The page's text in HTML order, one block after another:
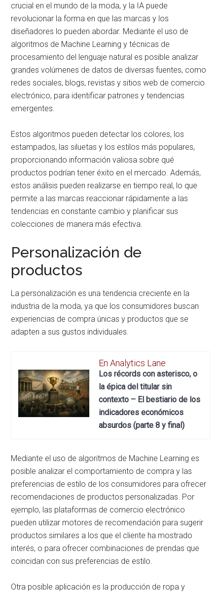
crucial en el mundo de la moda, y la IA puede
revolucionar la forma en que las marcas y los
diseñadores lo pueden abordar. Mediante el uso de
algoritmos de Machine Learning y técnicas de
procesamiento del lenguaje natural es posible analizar
grandes volúmenes de datos de diversas fuentes, como
redes sociales, blogs, revistas y sitios web de comercio
electrónico, para identificar patrones y tendencias
emergentes.
Estos algoritmos pueden detectar los colores, los
estampados, las siluetas y los estilos más populares,
proporcionando información valiosa sobre qué
productos podrían tener éxito en el mercado. Además,
estos análisis pueden realizarse en tiempo real, lo que
permite a las marcas reaccionar rápidamente a las
tendencias en constante cambio y planificar sus
colecciones de manera más efectiva.
Personalización de
productos
La personalización es una tendencia creciente en la
industria de la moda, ya que los consumidores buscan
experiencias de compra únicas y productos que se
adapten a sus gustos individuales.
En Analytics Lane
Los récords con asterisco, o
la épica del titular sin
contexto – El bestiario de los
indicadores económicos
absurdos (parte 8 y final)
Mediante el uso de algoritmos de Machine Learning es
posible analizar el comportamiento de compra y las
preferencias de estilo de los consumidores para ofrecer
recomendaciones de productos personalizadas. Por
ejemplo, las plataformas de comercio electrónico
pueden utilizar motores de recomendación para sugerir
productos similares a los que el cliente ha mostrado
interés, o para ofrecer combinaciones de prendas que
coincidan con sus preferencias de estilo.
Otra posible aplicación es la producción de ropa y